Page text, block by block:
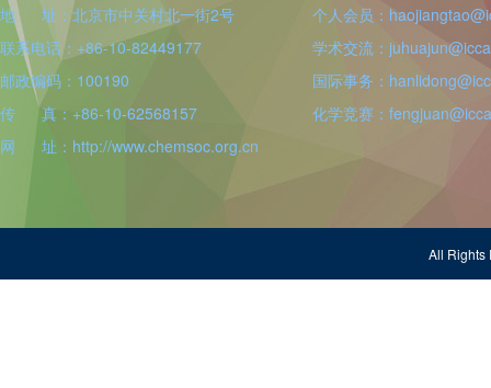
地 址：北京市中关村北一街2号
联系电话：+86-10-82449177
邮政编码：100190
传 真：+86-10-62568157
网 址：http://www.chemsoc.org.cn
个人会员：
学术交流：
国际事务：
化学竞赛：
All Rights